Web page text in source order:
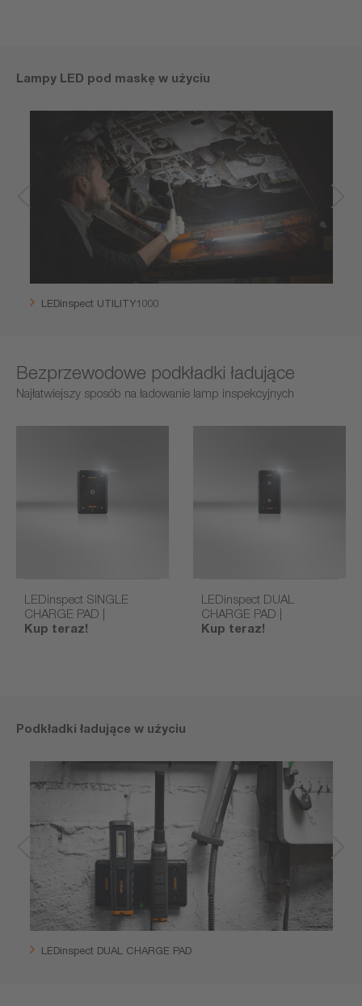
Lampy LED pod maskę w użyciu
LEDinspect UTILITY1000
Bezprzewodowe podkładki ładujące
Najłatwiejszy sposób na ładowanie lamp inspekcyjnych
LEDinspect SINGLE
CHARGE PAD |
Kup teraz!
LEDinspect DUAL
CHARGE PAD |
Kup teraz!
Podkładki ładujące w użyciu
LEDinspect DUAL CHARGE PAD